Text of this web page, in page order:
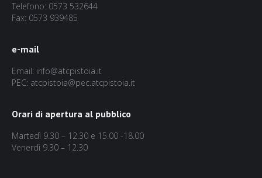
Telefono: 0573 532644
Fax: 0573 939485
e-mail
Email: info@atcpistoia.it
PEC: atcpistoia@pec.atcpistoia.it
Orari di apertura al pubblico
Martedì 9.30 – 12.30 e 15.00 -18.00
Venerdì 9.30 – 12.30